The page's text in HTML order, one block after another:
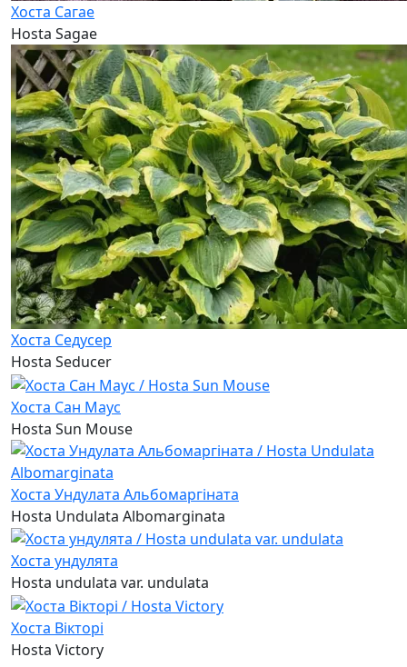
Хоста Сагае
Hosta Sagae
Хоста Седусер
Hosta Seducer
Хоста Сан Маус
Hosta Sun Mouse
Хоста Ундулата Альбомаргіната
Hosta Undulata Albomarginata
Хоста ундулята
Hosta undulata var. undulata
Хоста Вікторі
Hosta Victory